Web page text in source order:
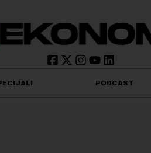
PODCAST